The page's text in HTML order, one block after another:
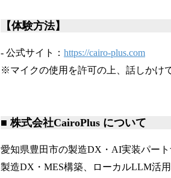
【体験方法】
- 公式サイト： https://cairo-plus.com
※マイクの使用を許可の上、話しかけ
■ 株式会社CairoPlus について
愛知県豊田市の製造DX・AI実装パー
製造DX・MES構築、ローカルLLM活